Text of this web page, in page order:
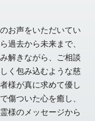
お声をいただいてい
過去から未来まで、
解きながら、ご相談
く包み込むような慈
様が真に求めて優し
傷ついた心を癒し、
様のメッセージから